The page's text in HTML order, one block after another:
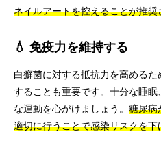
ネイルアートを控えることが推奨
💧 免疫力を維持する
白癬菌に対する抵抗力を高める
することも重要です。十分な睡
な運動を心がけましょう。 糖尿病
適切に行うことで感染リスクを